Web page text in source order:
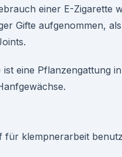
einer E-Zigarette
Gifte aufgenommen,
ist eine Pflanzengattung